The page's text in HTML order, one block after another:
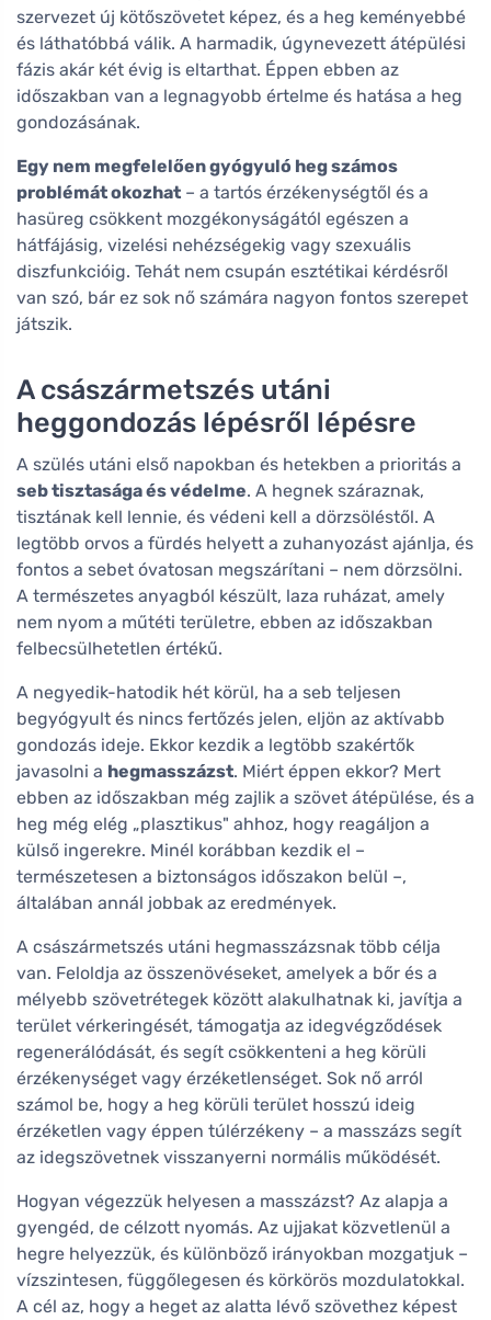
szervezet új kötőszövetet képez, és a heg keményebbé
és láthatóbbá válik. A harmadik, úgynevezett átépülési
fázis akár két évig is eltarthat. Éppen ebben az
időszakban van a legnagyobb értelme és hatása a heg
gondozásának.
Egy nem megfelelően gyógyuló heg számos
problémát okozhat – a tartós érzékenységtől és a
hasüreg csökkent mozgékonyságától egészen a
hátfájásig, vizelési nehézségekig vagy szexuális
diszfunkcióig. Tehát nem csupán esztétikai kérdésről
van szó, bár ez sok nő számára nagyon fontos szerepet
játszik.
A császármetszés utáni
heggondozás lépésről lépésre
A szülés utáni első napokban és hetekben a prioritás a
seb tisztasága és védelme. A hegnek száraznak,
tisztának kell lennie, és védeni kell a dörzsöléstől. A
legtöbb orvos a fürdés helyett a zuhanyozást ajánlja, és
fontos a sebet óvatosan megszárítani – nem dörzsölni.
A természetes anyagból készült, laza ruházat, amely
nem nyom a műtéti területre, ebben az időszakban
felbecsülhetetlen értékű.
A negyedik-hatodik hét körül, ha a seb teljesen
begyógyult és nincs fertőzés jelen, eljön az aktívabb
gondozás ideje. Ekkor kezdik a legtöbb szakértők
javasolni a hegmasszázst. Miért éppen ekkor? Mert
ebben az időszakban még zajlik a szövet átépülése, és a
heg még elég „plasztikus" ahhoz, hogy reagáljon a
külső ingerekre. Minél korábban kezdik el –
természetesen a biztonságos időszakon belül –,
általában annál jobbak az eredmények.
A császármetszés utáni hegmasszázsnak több célja
van. Feloldja az összenövéseket, amelyek a bőr és a
mélyebb szövetrétegek között alakulhatnak ki, javítja a
terület vérkeringését, támogatja az idegvégződések
regenerálódását, és segít csökkenteni a heg körüli
érzékenységet vagy érzéketlenséget. Sok nő arról
számol be, hogy a heg körüli terület hosszú ideig
érzéketlen vagy éppen túlérzékeny – a masszázs segít
az idegszövetnek visszanyerni normális működését.
Hogyan végezzük helyesen a masszázst? Az alapja a
gyengéd, de célzott nyomás. Az ujjakat közvetlenül a
hegre helyezzük, és különböző irányokban mozgatjuk –
vízszintesen, függőlegesen és körkörös mozdulatokkal.
A cél az, hogy a heget az alatta lévő szövethez képest